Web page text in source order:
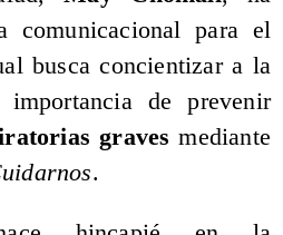
comunicacional para el
busca concientizar a la
de prevenir
graves mediante
.